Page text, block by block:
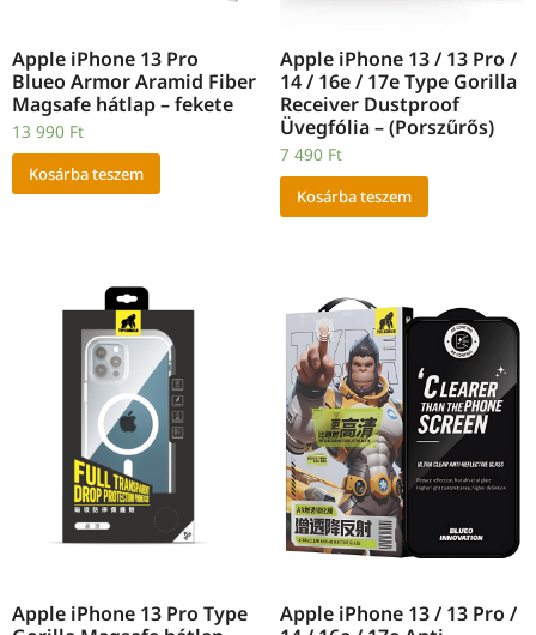
Apple iPhone 13 Pro
Blueo Armor Aramid Fiber
Magsafe hátlap – fekete
13 990 Ft
Kosárba teszem
Apple iPhone 13 / 13 Pro /
14 / 16e / 17e Type Gorilla
Receiver Dustproof
Üvegfólia – (Porszűrős)
7 490 Ft
Kosárba teszem
Apple iPhone 13 Pro Type
Apple iPhone 13 / 13 Pro /